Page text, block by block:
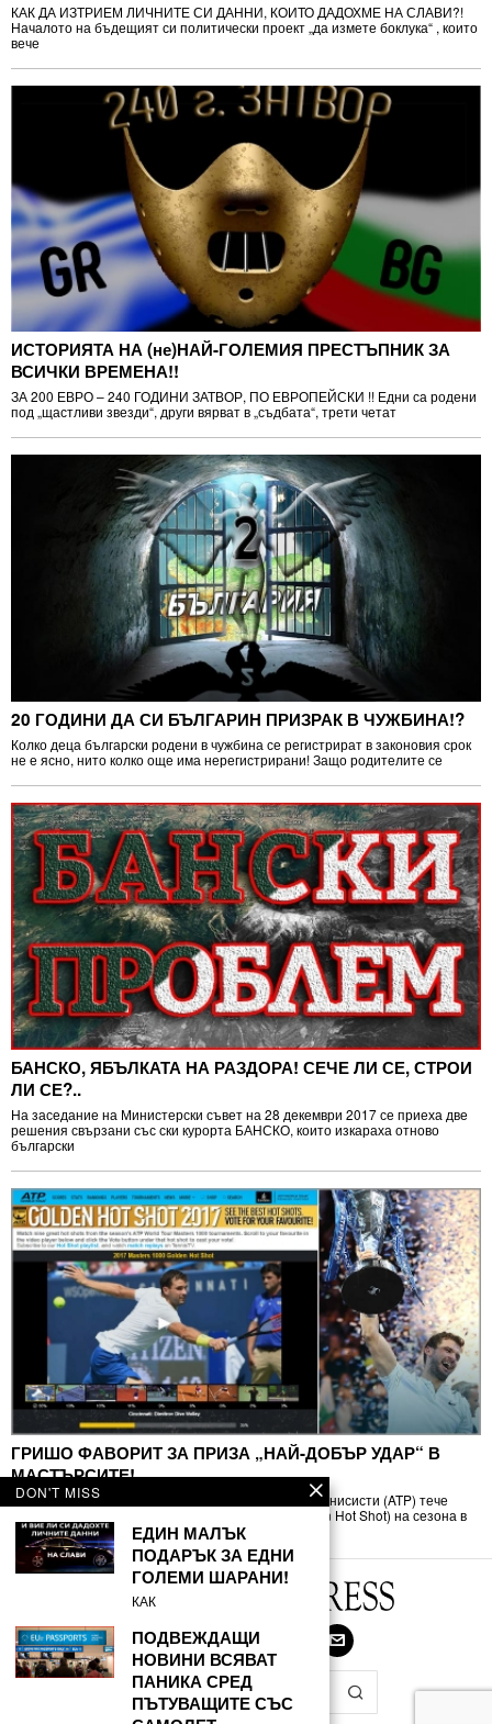
КАК ДА ИЗТРИЕМ ЛИЧНИТЕ СИ ДАННИ, КОИТО ДАДОХМЕ НА СЛАВИ?!
Началото на бъдещият си политически проект „да измете боклука“ , които
вече
ИСТОРИЯТА НА (не)НАЙ-ГОЛЕМИЯ ПРЕСТЪПНИК ЗА
ВСИЧКИ ВРЕМЕНА!!
ЗА 200 ЕВРО – 240 ГОДИНИ ЗАТВОР, ПО ЕВРОПЕЙСКИ !! Едни са родени
под „щастливи звезди“, други вярват в „съдбата“, трети четат
20 ГОДИНИ ДА СИ БЪЛГАРИН ПРИЗРАК В ЧУЖБИНА!?
Колко деца български родени в чужбина се регистрират в законовия срок
не е ясно, нито колко още има нерегистрирани! Защо родителите се
БАНСКО, ЯБЪЛКАТА НА РАЗДОРА! СЕЧЕ ЛИ СЕ, СТРОИ
ЛИ СЕ?..
На заседание на Министерски съвет на 28 декември 2017 се приеха две
решения свързани със ски курорта БАНСКО, които изкараха отново
български
ГРИШО ФАВОРИТ ЗА ПРИЗА „НАЙ-ДОБЪР УДАР“ В
МАСТЪРСИТЕ!
На сайта на Асоциацията на професионалните тенисисти (ATP) тече
гласуване за избор на „НАЙ-ДОБЪР УДАР“ (Golden Hot Shot) на сезона в
турнирите
DON'T MISS
ЕДИН МАЛЪК
ПОДАРЪК ЗА ЕДНИ
ГОЛЕМИ ШАРАНИ!
КАК
ПОДВЕЖДАЩИ
НОВИНИ ВСЯВАТ
ПАНИКА СРЕД
ПЪТУВАЩИТЕ СЪС